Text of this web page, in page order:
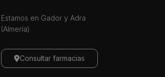
Estamos en Gador y Adra
(Almería)
Consultar farmacias